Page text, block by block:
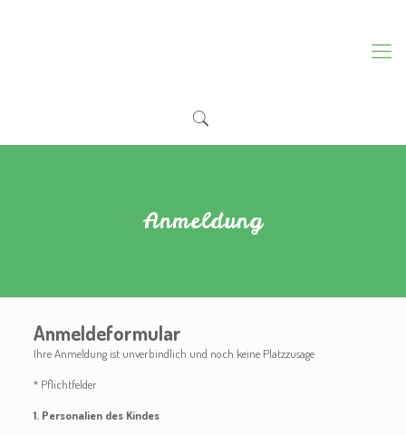
Anmeldung
Anmeldeformular
Ihre Anmeldung ist unverbindlich und noch keine Platzzusage
* Pflichtfelder
1. Personalien des Kindes